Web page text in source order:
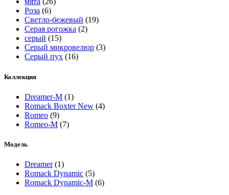
Роза (6)
Светло-бежевый (19)
Серая рогожка (2)
серый (15)
Серый микровелюр (3)
Серый пух (16)
Коллекция
Dreamer-M (1)
Romack Boxter New (4)
Romeo (9)
Romeo-M (7)
Модель
Dreamer (1)
Romack Dynamic (5)
Romack Dynamic-M (6)